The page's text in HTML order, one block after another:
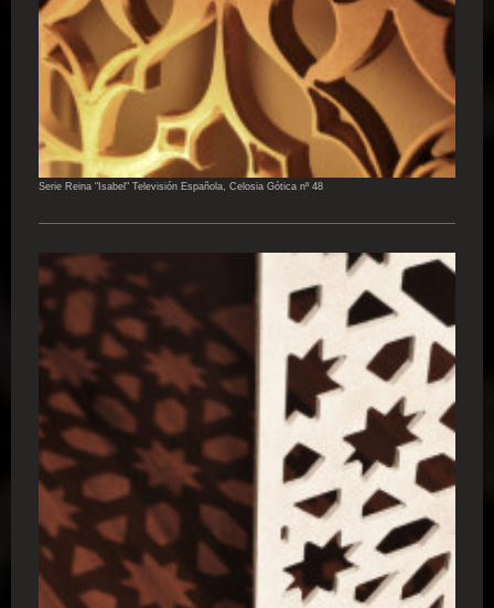
Serie Reina "Isabel" Televisión Española, Celosia Gótica nº 48